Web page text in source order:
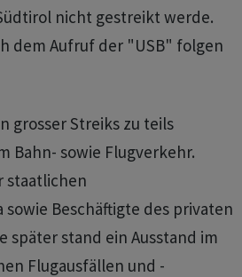
nicht gestreikt werde.
dem Aufruf der "USB" folgen
grosser Streiks zu teils
Bahn- sowie Flugverkehr.
staatlichen
Beschäftigte des privaten
später stand ein Ausstand im
Flugausfällen und -